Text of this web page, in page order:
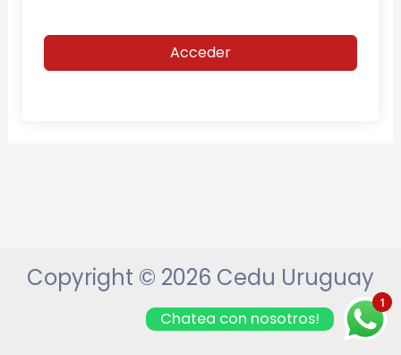
Acceder
Copyright © 2026 Cedu Uruguay
1
Chatea con nosotros!